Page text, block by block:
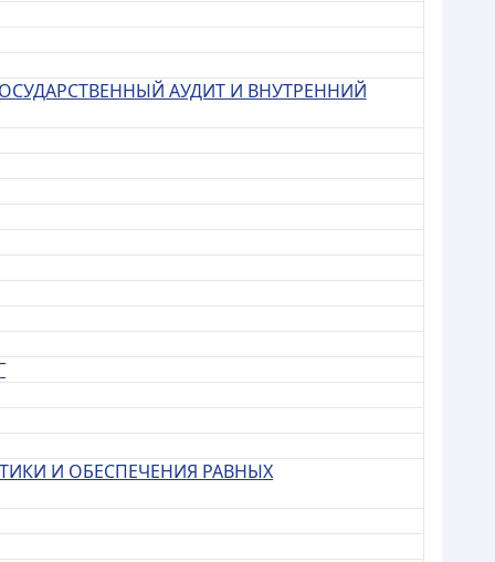
АУДИТ И ВНУТРЕННИЙ
И ОБЕСПЕЧЕНИЯ РАВНЫХ